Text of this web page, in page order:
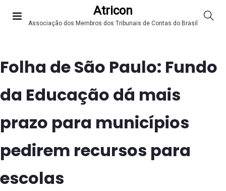
Atricon
Associação dos Membros dos Tribunais de Contas do Brasil
Folha de São Paulo: Fundo
da Educação dá mais
prazo para municípios
pedirem recursos para
escolas